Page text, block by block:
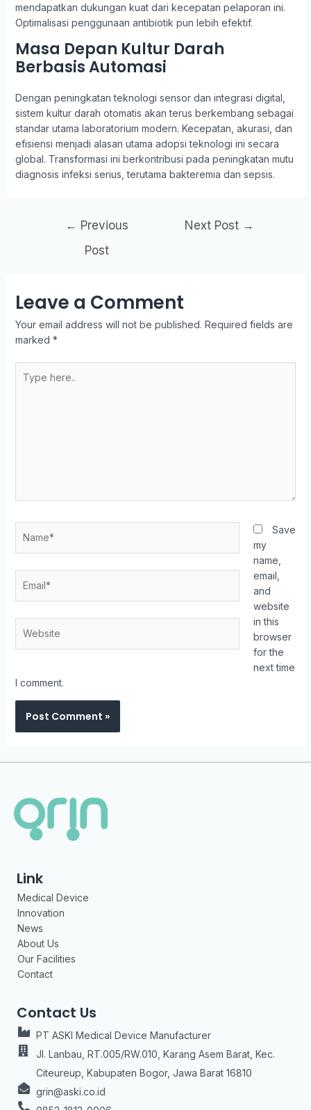
mendapatkan dukungan kuat dari kecepatan pelaporan ini.
Optimalisasi penggunaan antibiotik pun lebih efektif.
Masa Depan Kultur Darah
Berbasis Automasi
Dengan peningkatan teknologi sensor dan integrasi digital,
sistem kultur darah otomatis akan terus berkembang sebagai
standar utama laboratorium modern. Kecepatan, akurasi, dan
efisiensi menjadi alasan utama adopsi teknologi ini secara
global. Transformasi ini berkontribusi pada peningkatan mutu
diagnosis infeksi serius, terutama bakteremia dan sepsis.
← Previous
Post
Next Post →
Leave a Comment
Your email address will not be published. Required fields are
marked *
Save
my
name,
email,
and
website
in this
browser
for the
next time
I comment.
Link
Medical Device
Innovation
News
About Us
Our Facilities
Contact
Contact Us
PT ASKI Medical Device Manufacturer
Jl. Lanbau, RT.005/RW.010, Karang Asem Barat, Kec.
Citeureup, Kabupaten Bogor, Jawa Barat 16810
grin@aski.co.id